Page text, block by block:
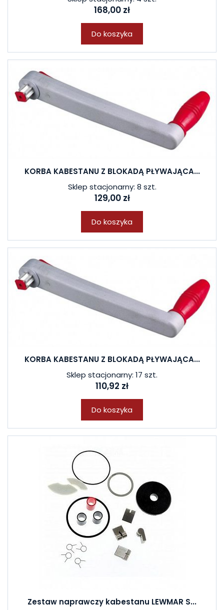
168,00 zł
Do koszyka
KORBA KABESTANU Z BLOKADĄ PŁYWAJĄCA...
Sklep stacjonarny: 8 szt.
129,00 zł
Do koszyka
KORBA KABESTANU Z BLOKADĄ PŁYWAJĄCA...
Sklep stacjonarny: 17 szt.
110,92 zł
Do koszyka
Zestaw naprawczy kabestanu LEWMAR S...